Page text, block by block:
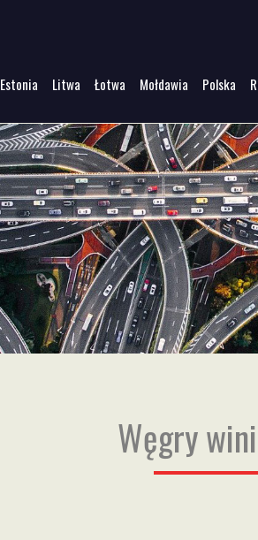
Estonia Litwa Łotwa Mołdawia Polska
Węgry